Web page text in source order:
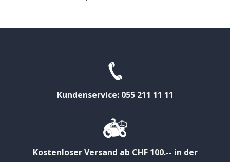
Kundenservice: 055 211 11 11
Kostenloser Versand ab CHF 100.-- in der